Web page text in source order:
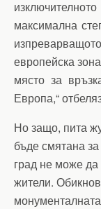
максимална
европейска
място за
Европа,“
Но защо, пита
бъде смятана
град не може
жители.